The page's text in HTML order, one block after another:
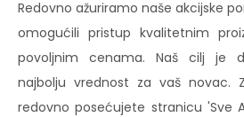
Redovno ažuriramo naše akcijske
omogućili pristup kvalitetnim
povoljnim cenama. Naš cilj je
najbolju vrednost za vaš novac.
redovno posećujete stranicu 'Sve